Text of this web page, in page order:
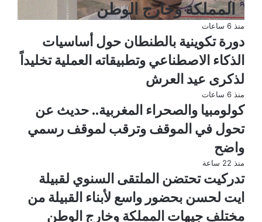
المملكة وخارج الوطن
منذ 6 ساعات
دورة تكوينية بالطنطان حول أساسيات
الذكاء الاصطناعي وتطبيقاته العملية تخليداً
لذكرى عيد العرش
منذ 6 ساعات
كولومبيا والصحراء المغربية.. حديث عن
تحول في الموقف وترقب لموقف رسمي
واضح
منذ 22 ساعة
تدركيت تحتضن الملتقى السنوي لقبيلة
ايت لحسن بحضور واسع لأبناء القبيلة من
مختلف جيهات المملكة وخارج الوطن